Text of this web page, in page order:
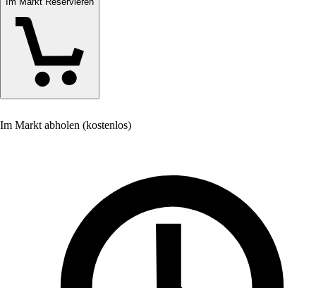
Im Markt abholen (kostenlos)